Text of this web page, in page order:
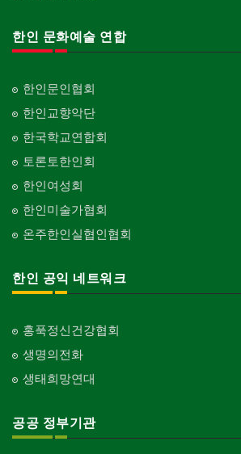
한인 문화예술 연합
한인문인협회
한인교향악단
한국학교연합회
토론토한인회
한인여성회
한인미술가협회
온주한인실협인협회
한인 공익 네트워크
홍푹정신건강협회
생명의전화
생태희망연대
공공 정부기관